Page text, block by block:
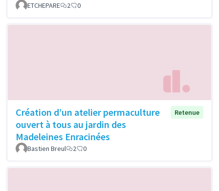
ETCHEPARE
2 0
Création d’un atelier permaculture
ouvert à tous au jardin des
Madeleines Enracinées
Retenue
Bastien Breul 2 0